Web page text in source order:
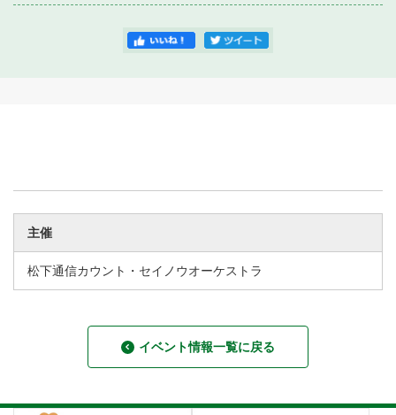
主催
松下通信カウント・セイノウオーケストラ
イベント情報一覧に戻る